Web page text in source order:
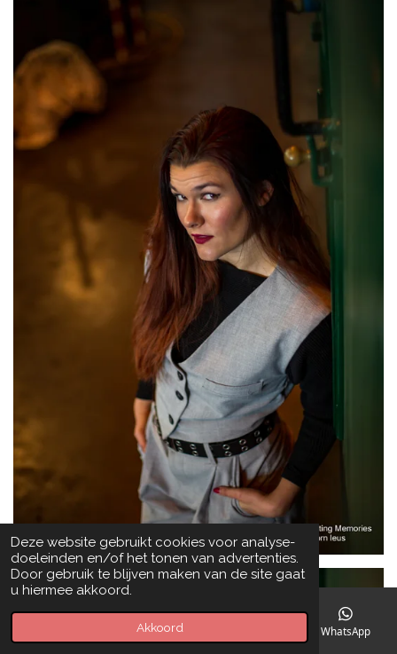
Deze website gebruikt cookies voor analyse-
doeleinden en/of het tonen van advertenties.
Door gebruik te blijven maken van de site gaat
u hiermee akkoord.
Akkoord
Telefoonnummer WhatsApp